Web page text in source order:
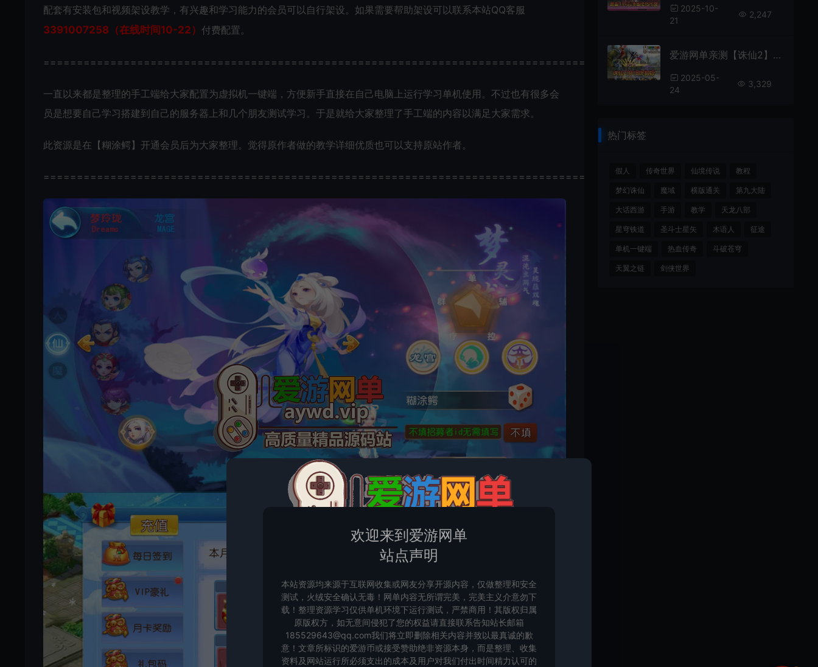
配套有安装包和视频架设教学，有兴趣和学习能力的会员可以自行架设。如果需要帮助架设可以联系本站QQ客服
3391007258（在线时间10-22） 付费配置。
===========================================================================================
一直以来都是整理的手工端给大家配置为虚拟机一键端，方便新手直接在自己电脑上运行学习单机使用。不过也有很多会
员是想要自己学习搭建到自己的服务器上和几个朋友测试学习。于是就给大家整理了手工端的内容以满足大家需求。
此资源是在【糊涂鳄】开通会员后为大家整理。觉得原作者做的教学详细优质也可以支持原站作者。
===========================================================================================
2025-10-
21
2,247
爱游网单亲测【诛仙2】单机版v1345地宫特色完整终极版 怀旧河阳 开放天界 dubug命令 GM工具 亲测视频安装教学 虚拟机一键端+Linux手工服务端文本教学
2025-05-
24
3,329
热门标签
假人 传奇世界 仙境传说 教程
梦幻诛仙 魔域 横版通关 第九大陆
大话西游 手游 教学 天龙八部
星穹铁道 圣斗士星矢 木语人 征途
单机一键端 热血传奇 斗破苍穹
天翼之链 剑侠世界
欢迎来到爱游网单
站点声明
本站资源均来源于互联网收集或网友分享开源内容，仅做整理和安全
测试，火绒安全确认无毒！网单内容无所谓完美，完美主义介意勿下
载！整理资源学习仅供单机环境下运行测试，严禁商用！其版权归属
原版权方，如无意间侵犯了您的权益请直接联系告知站长邮箱
185529643@qq.com我们将立即删除相关内容并致以最真诚的歉
意！文章所标识的爱游币或接受赞助绝非资源本身，而是整理、收集
资料及网站运行所必须支出的成本及用户对我们付出时间精力认可的